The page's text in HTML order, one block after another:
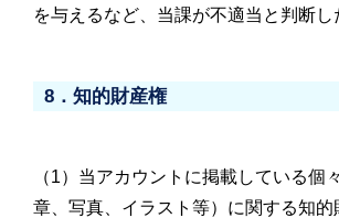
を与えるなど、当課が不適当と判断し
8．知的財産権
（1）当アカウントに掲載している個
章、写真、イラスト等）に関する知的